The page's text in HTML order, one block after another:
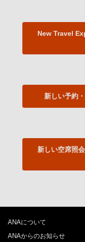
New Travel
新しい予約
新しい空席照
ANAについて
ANAからのお知らせ